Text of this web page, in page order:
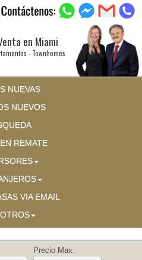
en Miami
- Townhomes
NUEVAS
NUEVOS
REMATE
VIA EMAIL
Precio Max.